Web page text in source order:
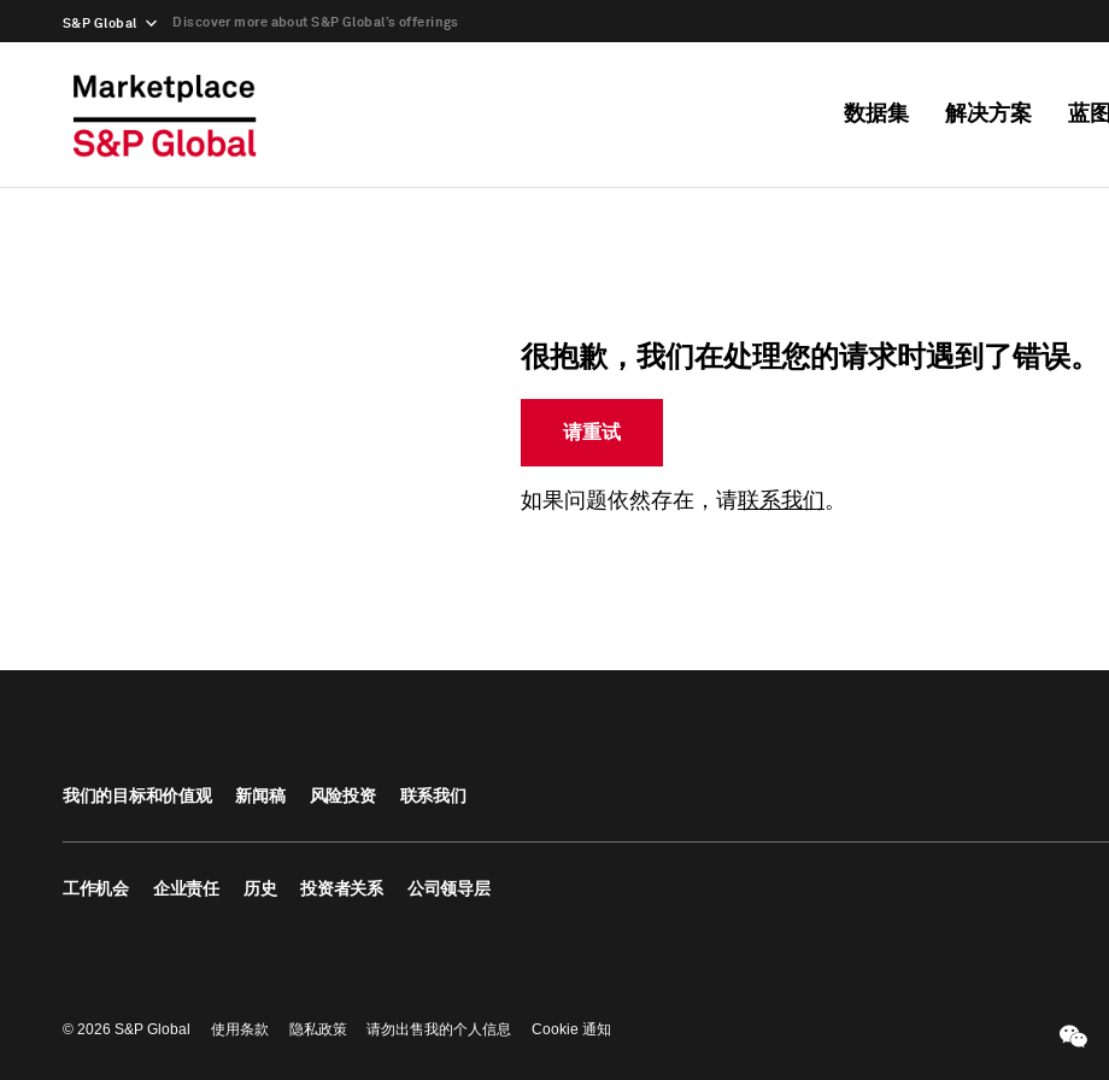
S&P Global Discover more about S&P Global’s offerings
数据集 解决方案 蓝图
很抱歉，我们在处理您的请求时遇到了错误。
请重试
如果问题依然存在，请联系我们 。
我们的目标和价值观 新闻稿 风险投资 联系我们
工作机会 企业责任 历史 投资者关系 公司领导层
© 2026 S&P Global 使用条款 隐私政策 请勿出售我的个人信息 Cookie 通知